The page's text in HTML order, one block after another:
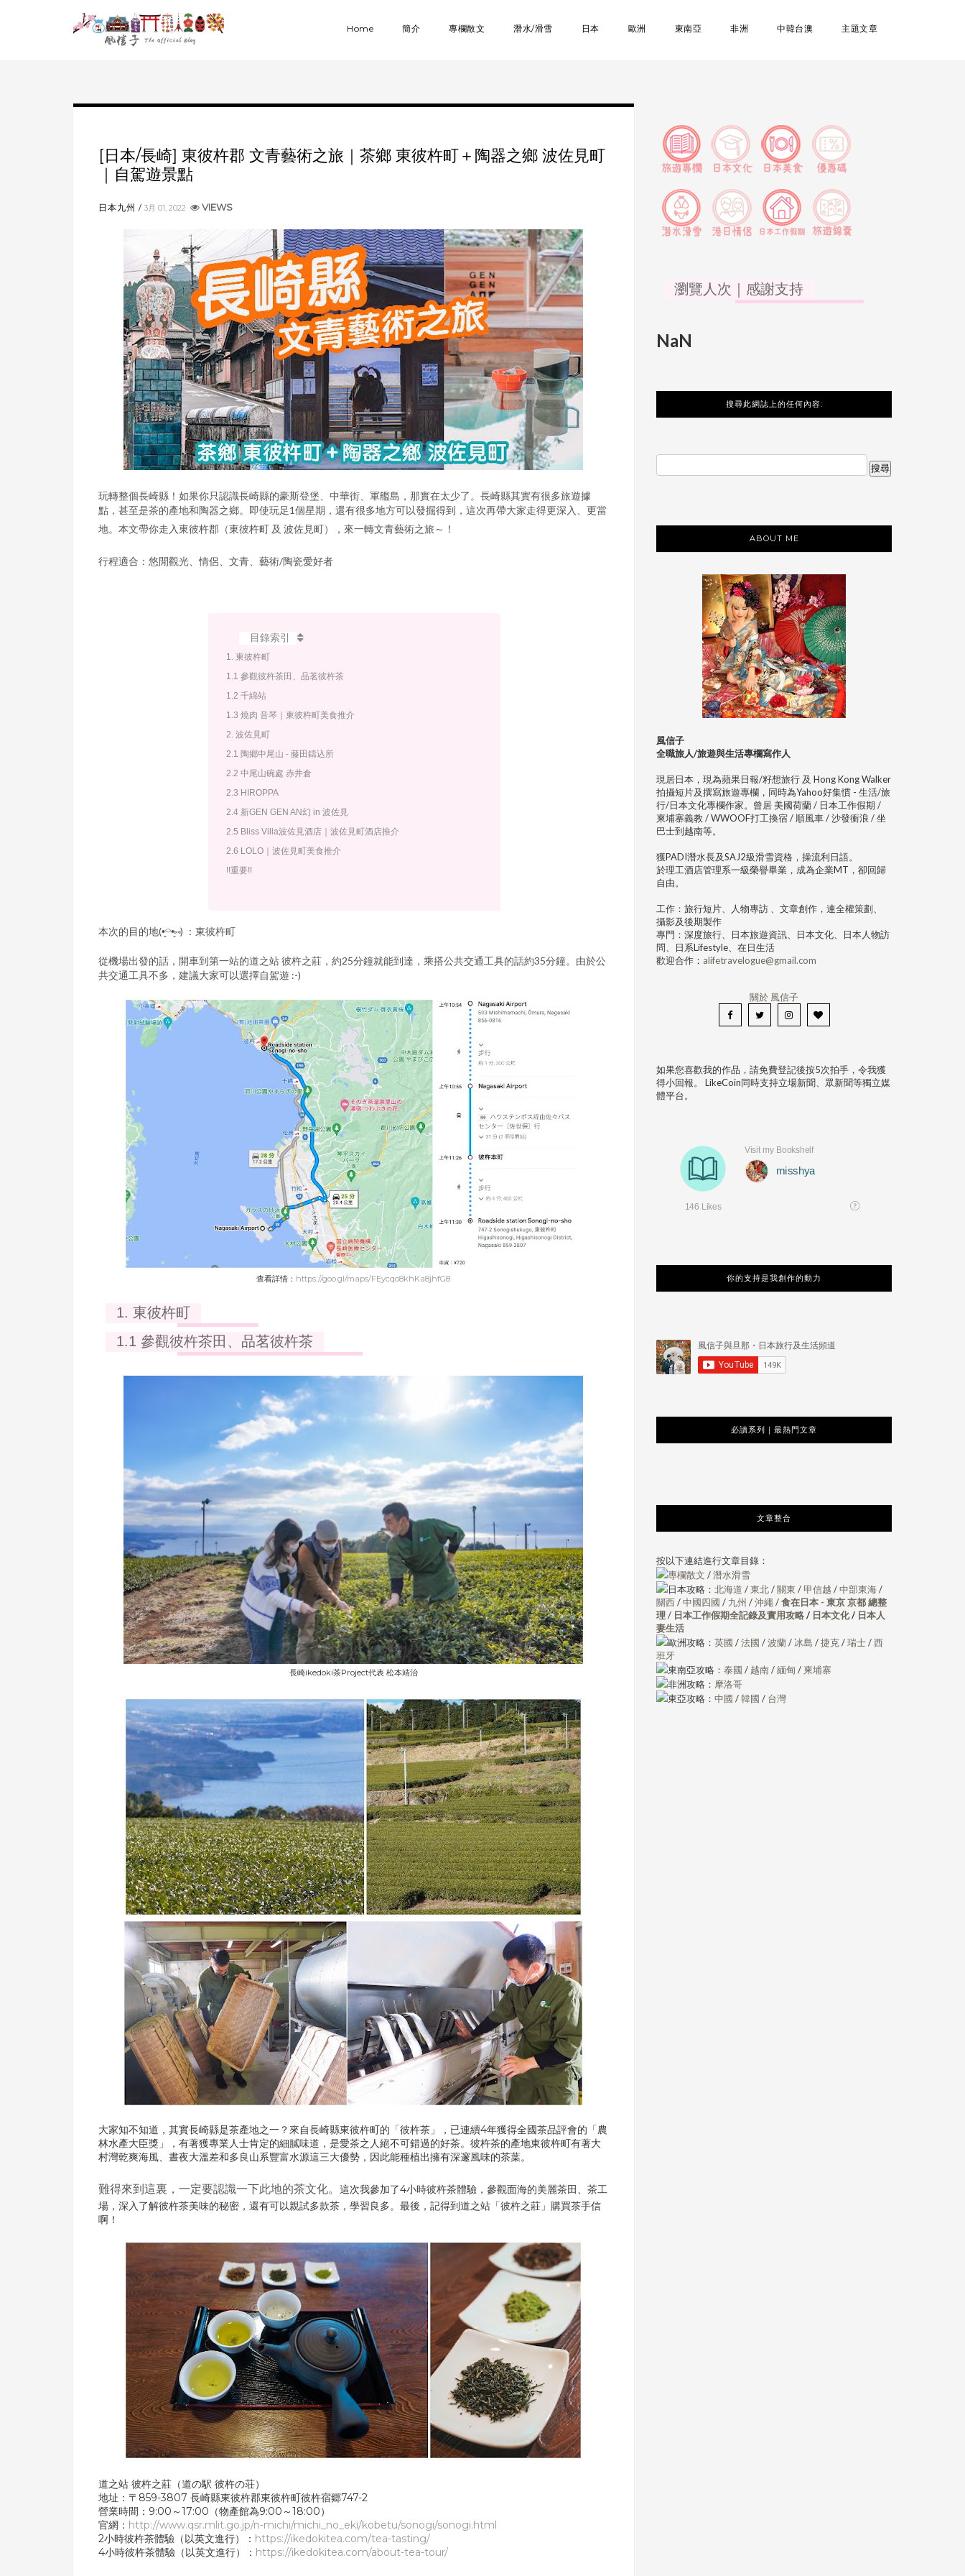
Home 簡介 專欄散文 潛水/滑雪 日本 歐洲 東南亞 非洲 中韓台澳 主題文章
[日本/長崎] 東彼杵郡 文青藝術之旅｜茶鄉 東彼杵町＋陶器之鄉 波佐見町
｜自駕遊景點
日本九州 3月 01, 2022 VIEWS
玩轉整個長崎縣！如果你只認識長崎縣的豪斯登堡、中華街、軍艦島，那實在太少了。長崎縣其實有很多旅遊據
點，甚至是茶的產地和陶器之鄉。即使玩足1個星期，還有很多地方可以發掘得到，這次再帶大家走得更深入、更當
地。本文帶你走入東彼杵郡（東彼杵町 及 波佐見町），來一轉文青藝術之旅～！
行程適合：悠閒觀光、情侶、文青、藝術/陶瓷愛好者
目錄索引
1. 東彼杵町
1.1 參觀彼杵茶田、品茗彼杵茶
1.2 千綿站
1.3 燒肉 音琴｜東彼杵町美食推介
2. 波佐見町
2.1 陶鄉中尾山 - 藤田鑄込所
2.2 中尾山碗處 赤井倉
2.3 HIROPPA
2.4 新GEN GEN AN幻 in 波佐見
2.5 Bliss Villa波佐見酒店｜波佐見町酒店推介
2.6 LOLO｜波佐見町美食推介
!!重要!!
本次的目的地(•͈⌔•͈⑅) ：東彼杵町
從機場出發的話，開車到第一站的道之站 彼杵之莊，約25分鐘就能到達，乘搭公共交通工具的話約35分鐘。由於公
共交通工具不多，建議大家可以選擇自駕遊 :-)
查看詳情： https://goo.gl/maps/FEycqo8khKa8jhfG8
1. 東彼杵町
1.1 參觀彼杵茶田、品茗彼杵茶
長崎ikedoki茶Project代表 松本靖治
大家知不知道，其實長崎縣是茶產地之一？來自長崎縣東彼杵町的「彼杵茶」，已連續4年獲得全國茶品評會的「農
林水產大臣獎」，有著獲專業人士肯定的細膩味道，是愛茶之人絕不可錯過的好茶。彼杵茶的產地東彼杵町有著大
村灣乾爽海風、晝夜大溫差和多良山系豐富水源這三大優勢，因此能種植出擁有深邃風味的茶葉。
難得來到這裏，一定要認識一下此地的茶文化。 這次我參加了4小時彼杵茶體驗，參觀面海的美麗茶田、茶工
場，深入了解彼杵茶美味的秘密，還有可以親試多款茶，學習良多。最後，記得到道之站「彼杵之莊」購買茶手信
啊！
道之站 彼杵之莊（道の駅 彼杵の荘）
地址：〒859-3807 長崎縣東彼杵郡東彼杵町彼杵宿郷747-2
營業時間：9:00～17:00（物產館為9:00～18:00）
官網： http://www.qsr.mlit.go.jp/n-michi/michi_no_eki/kobetu/sonogi/sonogi.html
2小時彼杵茶體驗（以英文進行）： https://ikedokitea.com/tea-tasting/
4小時彼杵茶體驗（以英文進行）： https://ikedokitea.com/about-tea-tour/
瀏覽人次｜感謝支持
NaN
搜尋此網誌上的任何內容:
ABOUT ME
風信子
全職旅人/旅遊與生活專欄寫作人
現居日本，現為蘋果日報/籽想旅行 及 Hong Kong Walker
拍攝短片及撰寫旅遊專欄，同時為Yahoo好集慣 - 生活/旅
行/日本文化專欄作家。曾居 美國荷蘭 / 日本工作假期 /
柬埔寨義教 / WWOOF打工換宿 / 順風車 / 沙發衝浪 / 坐
巴士到越南等。
獲PADI潛水長及SAJ2級滑雪資格，操流利日語。
於理工酒店管理系一級榮譽畢業，成為企業MT，卻回歸
自由。
工作：旅行短片、人物專訪 、文章創作，連全權策劃、
攝影及後期製作
專門：深度旅行、日本旅遊資訊、日本文化、日本人物訪
問、日系Lifestyle、在日生活
歡迎合作： alifetravelogue@gmail.com
關於 風信子
如果您喜歡我的作品，請免費登記後按5次拍手，令我獲
得小回報。 LikeCoin同時支持立場新聞、眾新聞等獨立媒
體平台。
你的支持是我創作的動力
必讀系列｜最熱門文章
文章整合
按以下連結進行文章目錄：
專欄散文 /潛水滑雪
日本攻略：北海道 /東北/關東 /甲信越 /中部東海/
關西/中國四國 / 九州 /沖繩 /食在日本 - 東京 京都 總整
理/ 日本工作假期全記錄及實用攻略/ 日本文化/ 日本人
妻生活
歐洲攻略：英國 /法國 /波蘭/ 冰島 /捷克/瑞士/西
班牙
東南亞攻略：泰國 / 越南/緬甸 / 柬埔寨
非洲攻略： 摩洛哥
東亞攻略：中國 /韓國 / 台灣